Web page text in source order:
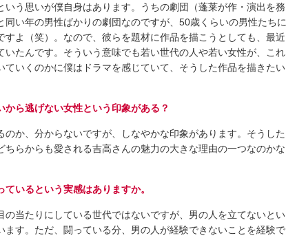
いう思いが僕自身はあります。うちの劇団（蓬莱が作・演出を務
い年の男性ばかりの劇団なのですが、50歳くらいの男性たちに
すよ（笑）。なので、彼らを題材に作品を描こうとしても、最近
いたんです。そういう意味でも若い世代の人や若い女性が、これ
ていくのかに僕はドラマを感じていて、そうした作品を描きたい
から逃げない女性という印象がある？
か、分からないですが、しなやかな印象があります。そうした
らからも愛される吉高さんの魅力の大きな理由の一つなのかな
いるという実感はありますか。
当たりにしている世代ではないですが、男の人を立てないとい
ます。ただ、闘っている分、男の人が経験できないことを経験で